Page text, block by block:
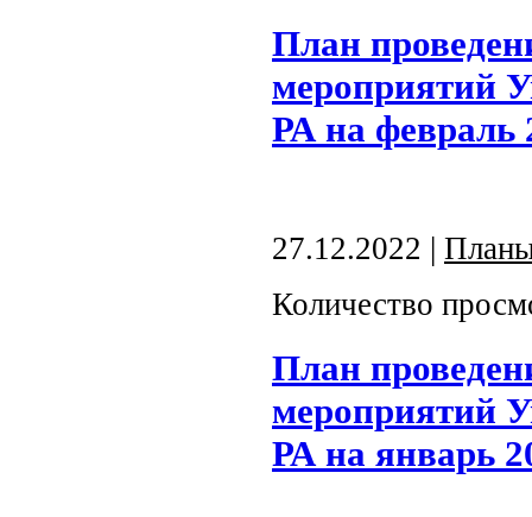
План
мероприятий
РА на февраль
27.12.2022 |
Количество
План
мероприятий
РА на январь